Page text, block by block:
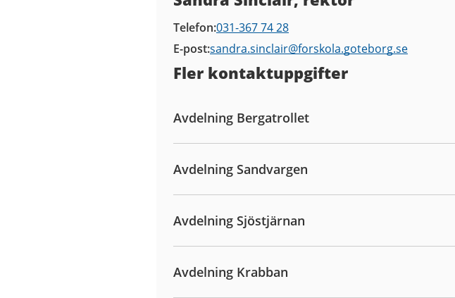
Telefon 031-367 74 28
E-postsandra.sinclair@forskola.goteborg.se
Fler kontaktuppgifter
Avdelning Bergatrollet
Avdelning Sandvargen
Avdelning Sjöstjärnan
Avdelning Krabban